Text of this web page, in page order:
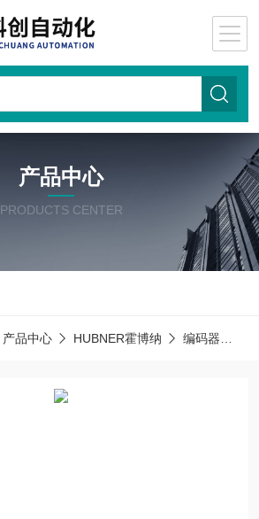
产品中心
PRODUCTS CENTER
产品中心 HUBNER霍博纳 编码器